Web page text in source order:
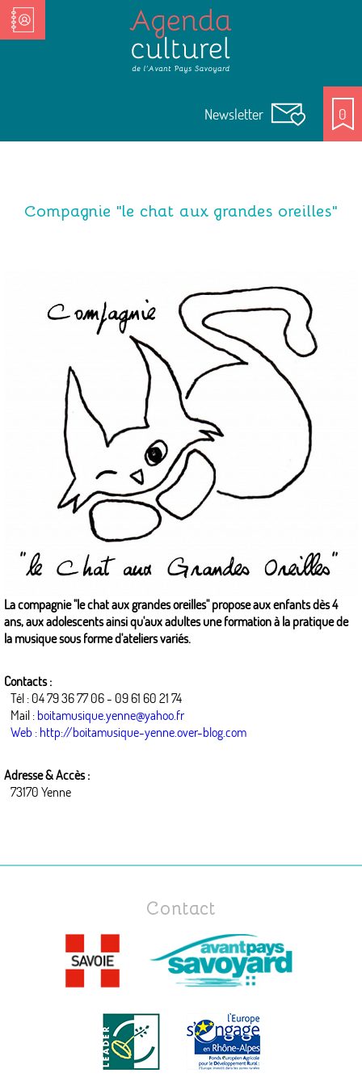
Nos Acteurs culturels
Newsletter 0
Compagnie "le chat aux grandes oreilles"
La compagnie "le chat aux grandes oreilles" propose aux enfants dès 4
ans, aux adolescents ainsi qu'aux adultes une formation à la pratique de
la musique sous forme d'ateliers variés.
Contacts :
Tél : 04 79 36 77 06 - 09 61 60 21 74
Mail :boitamusique.yenne@yahoo.fr
Web : http://boitamusique-yenne.over-blog.com
Adresse & Accès :
73170 Yenne
Contact